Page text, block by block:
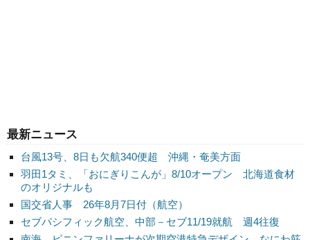
最新ニュース
台風13号、8日も欠航340便超 沖縄・奄美方面
羽田1タミ、「おにぎりこんが」8/10オープン 北海道食材
のオリジナルも
国交省人事 26年8月7日付（航空）
セブパシフィック航空、中部－セブ11/19就航 週4往復